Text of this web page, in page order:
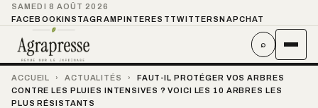
SAMEDI 8 AOÛT 2026
FACEBOOKINSTAGRAMPINTEREST TWITTER SNAPCHAT
⌕
ACCUEIL › ACTUALITÉS ›
FAUT-IL PROTÉGER VOS ARBRES
CONTRE LES PLUIES INTENSIVES ? VOICI LES 10 ARBRES LES
PLUS RÉSISTANTS